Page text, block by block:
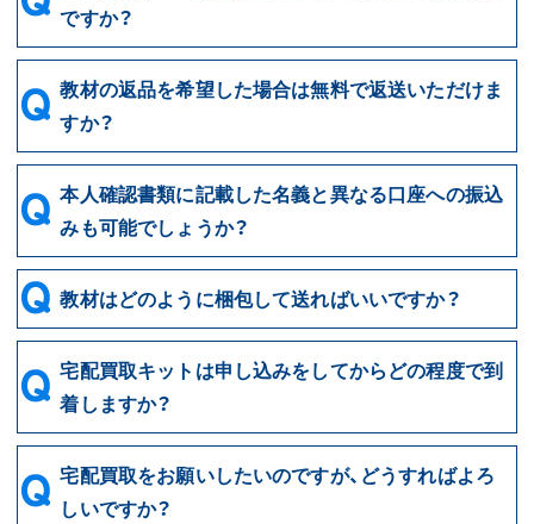
ですか？
教材の返品を希望した場合は無料で返送いただけま
すか？
本人確認書類に記載した名義と異なる口座への振込
みも可能でしょうか？
教材はどのように梱包して送ればいいですか？
宅配買取キットは申し込みをしてからどの程度で到
着しますか？
宅配買取をお願いしたいのですが、どうすればよろ
しいですか？